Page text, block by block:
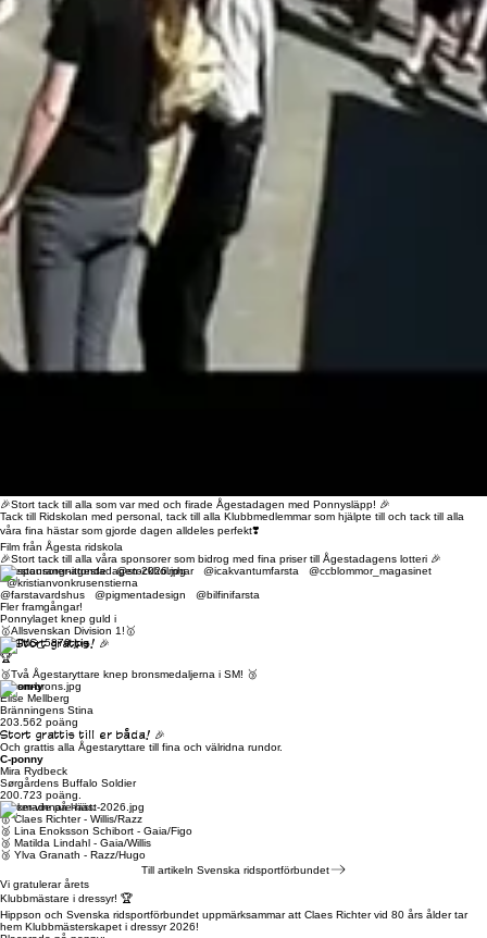
🎉Stort tack till alla som var med och firade Ågestadagen med Ponnysläpp! 🎉
Tack till Ridskolan med personal, tack till alla Klubbmedlemmar som hjälpte till och tack till alla
våra fina hästar som gjorde dagen alldeles perfekt❣️
Film från Ågesta ridskola
🎉Stort tack till alla våra sponsorer som bidrog med fina priser till Ågestadagens lotteri 🎉
@restaurangnittonde @stockholmhar @icakvantumfarsta @ccblommor_magasinet
@kristianvonkrusenstierna
@farstavardshus @pigmentadesign @bilfinifarsta
Fler framgångar!
Ponnylaget knep guld i
🥇Allsvenskan Division 1!🥇
🎉 Stort grattis! 🎉
🏆
🥉Två Ågestaryttare knep bronsmedaljerna i SM! 🥉
B-ponny
Elise Mellberg
Bränningens Stina
203.562 poäng
Stort grattis till er båda! 🎉
Och grattis alla Ågestaryttare till fina och välridna rundor.
C-ponny
Mira Rydbeck
Sørgårdens Buffalo Soldier
200.723 poäng.
Placerade på häst:
🥇 Claes Richter - Willis/Razz
🥈 Lina Enoksson Schibort - Gaia/Figo
🥉 Matilda Lindahl - Gaia/Willis
🥉 Ylva Granath - Razz/Hugo
Vi gratulerar årets
Klubbmästare i dressyr! 🏆